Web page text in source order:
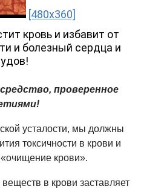
[480x360]
кровь и избавит от
и болезный сердца и
проверенное
усталости, мы должны
токсичности в крови и
крови».
в крови заставляет